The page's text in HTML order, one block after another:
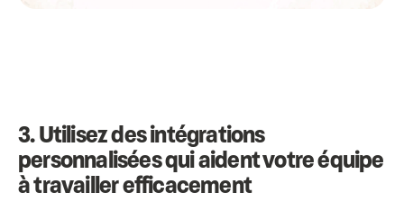
3. Utilisez des intégrations
personnalisées qui aident votre équipe
à travailler efficacement